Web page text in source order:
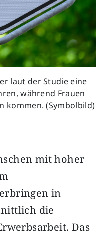
laut der Studie eine
während Frauen
kommen. (Symbolbild)
mit hoher
in
die
Das